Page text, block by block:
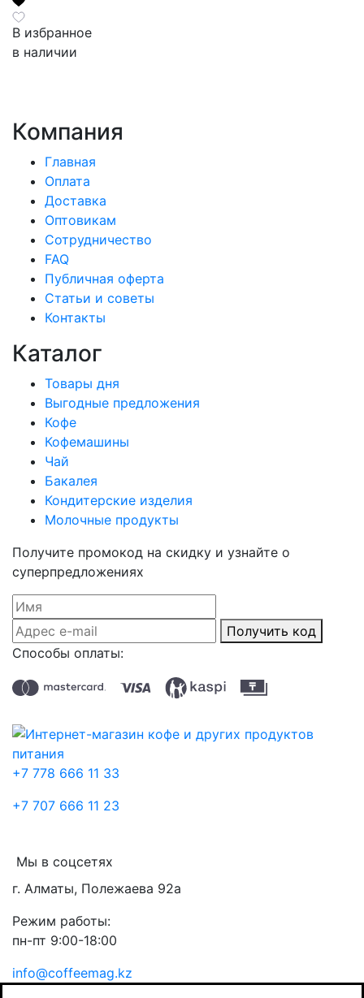
В избранное
в наличии
Компания
Главная
Оплата
Доставка
Оптовикам
Сотрудничество
FAQ
Публичная оферта
Статьи и советы
Контакты
Каталог
Товары дня
Выгодные предложения
Кофе
Кофемашины
Чай
Бакалея
Кондитерские изделия
Молочные продукты
Получите промокод на скидку и узнайте о
суперпредложениях
Получить код
Способы оплаты:
+7 778 666 11 33
+7 707 666 11 23
Мы в соцсетях
г. Алматы, Полежаева 92а
Режим работы:
пн-пт 9:00-18:00
info@coffeemag.kz